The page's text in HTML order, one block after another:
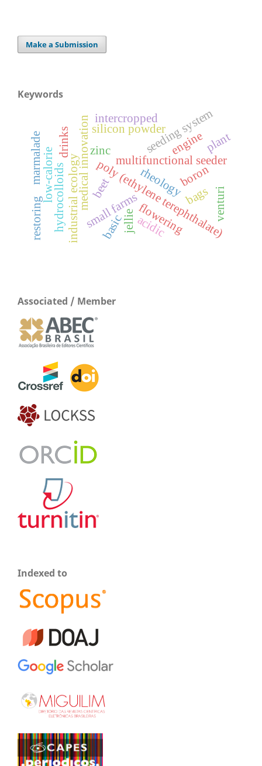
Make a Submission
Keywords
medical innovationpoly (ethylene terephthalate)
industrial ecology multifunctional seeder
small farms
seeding system
rheology
hydrocolloids
low-calorie
jellie
marmalade drinks silicon powder
restoring
zinc
boron
beet
engine
flowering
basic acidic
bags
intercropped
venturi
plant
Associated / Member
Indexed to